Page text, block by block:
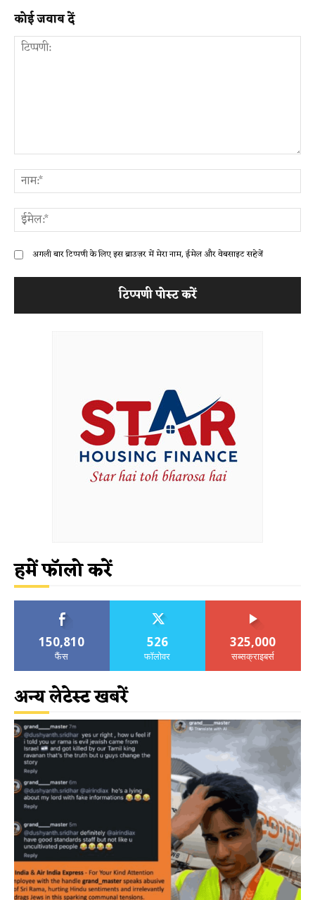
कोई जवाब दें
अगली बार टिप्पणी के लिए इस ब्राउज़र में मेरा नाम, ईमेल और वेबसाइट सहेजें
हमें फॉलो करें
150,810
फैंस
526
फॉलोवर
325,000
सब्सक्राइबर्स
अन्य लेटेस्ट खबरें